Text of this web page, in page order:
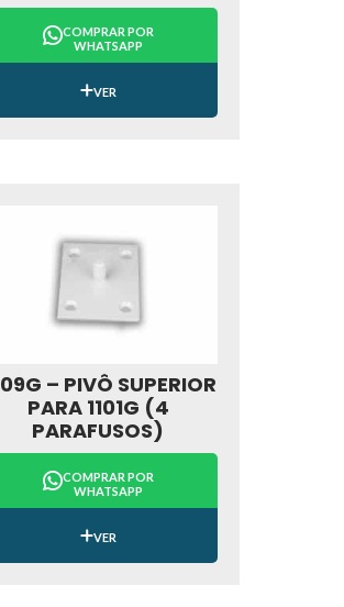
COMPRAR POR
WHATSAPP
VER
– PIVÔ SUPERIOR
PARA 1101G (4
PARAFUSOS)
COMPRAR POR
WHATSAPP
VER